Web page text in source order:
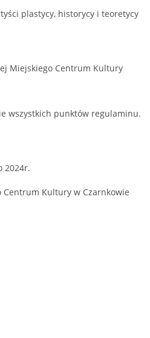
plastycy, historycy i teoretycy
Miejskiego Centrum Kultury
wszystkich punktów regulaminu.
2024r.
Centrum Kultury w Czarnkowie